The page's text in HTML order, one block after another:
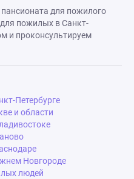
для пожилого
пожилых в Санкт-
и проконсультируем
Петербурге
и области
Новгороде
людей